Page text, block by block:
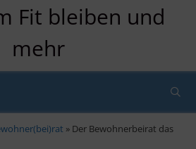
Fit bleiben und
mehr
» Der Bewohnerbeirat das